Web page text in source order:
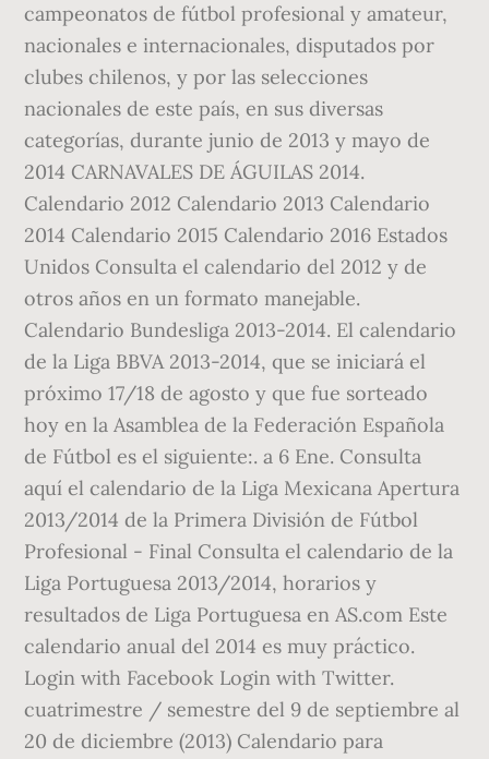
campeonatos de fútbol profesional y amateur,
nacionales e internacionales, disputados por
clubes chilenos, y por las selecciones
nacionales de este país, en sus diversas
categorías, durante junio de 2013 y mayo de
2014 CARNAVALES DE ÁGUILAS 2014.
Calendario 2012 Calendario 2013 Calendario
2014 Calendario 2015 Calendario 2016 Estados
Unidos Consulta el calendario del 2012 y de
otros años en un formato manejable.
Calendario Bundesliga 2013-2014. El calendario
de la Liga BBVA 2013-2014, que se iniciará el
próximo 17/18 de agosto y que fue sorteado
hoy en la Asamblea de la Federación Española
de Fútbol es el siguiente:. a 6 Ene. Consulta
aquí el calendario de la Liga Mexicana Apertura
2013/2014 de la Primera División de Fútbol
Profesional - Final Consulta el calendario de la
Liga Portuguesa 2013/2014, horarios y
resultados de Liga Portuguesa en AS.com Este
calendario anual del 2014 es muy práctico.
Login with Facebook Login with Twitter.
cuatrimestre / semestre del 9 de septiembre al
20 de diciembre (2013) Calendario para